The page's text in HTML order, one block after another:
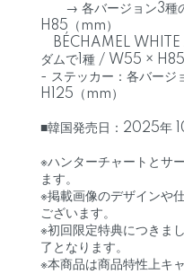
→ 各バージョン3種
H85（mm）
BÉCHAMEL WHITE
ダムで1種 / W55 × H85
- ステッカー：各バージ
H125（mm）
■韓国発売日：2025年
※ハンターチャートとサ
ます。
※掲載画像のデザインや
ございます。
※初回限定特典につきま
了となります。
※本商品は商品特性上キ